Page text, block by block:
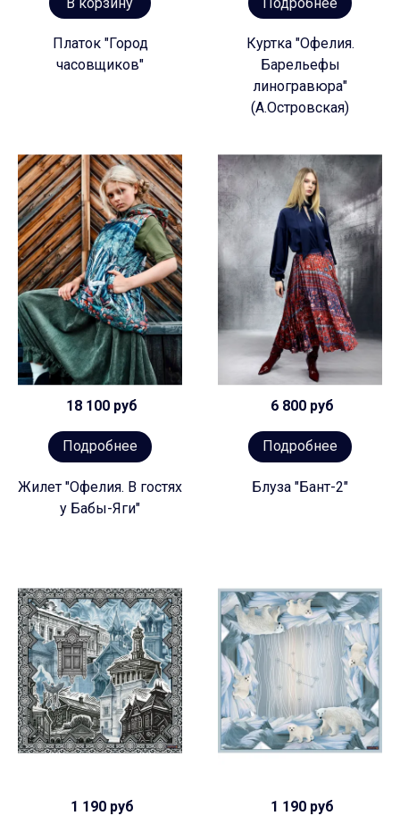
Платок "Город
часовщиков"
Куртка "Офелия.
Барельефы
линогравюра"
(А.Островская)
18 100 руб
Подробнее
Жилет "Офелия. В гостях
у Бабы-Яги"
6 800 руб
Подробнее
Блуза "Бант-2"
1 190 руб 1 190 руб